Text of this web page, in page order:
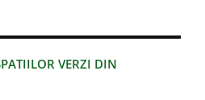
VERZI DIN